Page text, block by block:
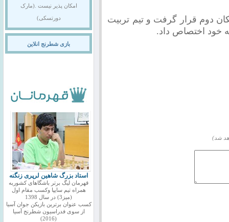
با کسب 55.5 امتیاز در مکان دوم قرار گرفت و تیم تربیت
شد)
امکان پذیر نیست .(مارک
دورتسکی)
بازی شطرنج انلاین
استاد بزرگ شاهین لرپری زنگنه
قهرمان لیگ برتر باشگاهای کشوربه
همراه تیم سایپا وکسب مقام اول
(میز3) در سال 1398
کسب عنوان برترین بازیکن جوان آسیا
از سوی فدراسیون شطرنج آسیا
(2016)